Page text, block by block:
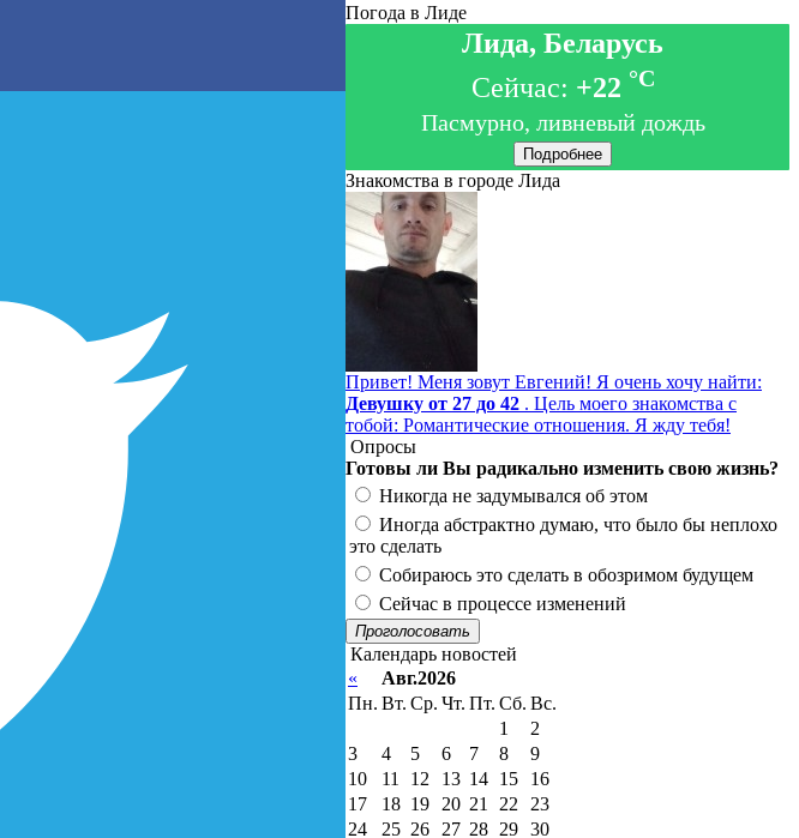
Погода в Лиде
Лида, Беларусь
Сейчас: +22 °C
Пасмурно, ливневый дождь
Подробнее
Знакомства в городе Лида
Привет! Меня зовут Евгений! Я очень хочу найти:
Девушку от 27 до 42 . Цель моего знакомства с
тобой: Романтические отношения. Я жду тебя!
Опросы
Готовы ли Вы радикально изменить свою жизнь?
Никогда не задумывался об этом
Иногда абстрактно думаю, что было бы неплохо
это сделать
Собираюсь это сделать в обозримом будущем
Сейчас в процессе изменений
Проголосовать
Календарь новостей
«
Авг.2026
Пн. Вт. Ср. Чт. Пт. Сб. Вс.
1
2
3
4 5 6 7 8
9
10
11 12 13 14 15
16
17
18 19 20 21 22
23
24
25 26 27 28 29 30